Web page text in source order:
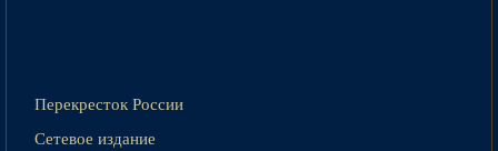
Перекресток России
Сетевое издание